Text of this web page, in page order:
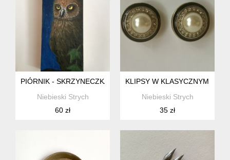
PIÓRNIK - SKRZYNECZKA
Niebieski Strych
60 zł
KLIPSY W KLASYCZNYM
Niebieski Strych
35 zł